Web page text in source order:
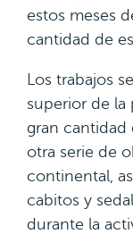
estos meses
cantidad de
Los trabajos
superior de la
gran cantidad
otra serie de
continental,
cabitos y
durante la